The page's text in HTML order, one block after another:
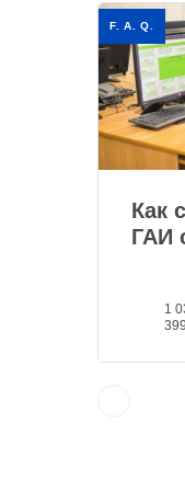
F. A. Q.
Как
ГАИ
1
399